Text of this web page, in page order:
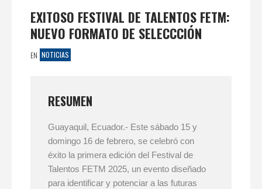
EXITOSO FESTIVAL DE TALENTOS FETM:
NUEVO FORMATO DE SELECCCIÓN
EN NOTICIAS
RESUMEN
Guayaquil, Ecuador.- Este sábado 15 y
domingo 16 de febrero, se celebró con
éxito la primera edición del Festival de
Talentos FETM 2025, un evento diseñado
para identificar y potenciar a las futuras